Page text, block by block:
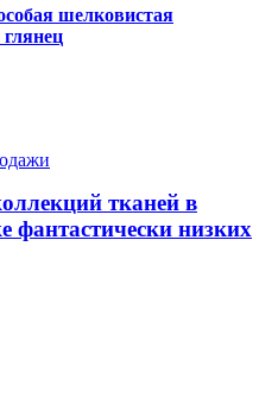
шелковистая
тканей в
фантастически низких